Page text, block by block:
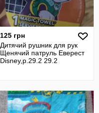
125 грн
Дитячий рушник для рук
Щенячий патруль Еверест
Disney,р.29.2 29.2